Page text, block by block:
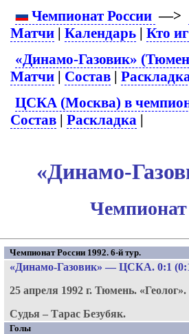
Чемпионат России —>
Матчи |Календарь |Кто
«Динамо-Газовик»
Матчи | Состав |
ЦСКА (Москва) в
Состав |Раскладка |
«Динамо-
Чемпионат
Чемпионат России 1992. 6-й тур.
«Динамо-Газовик» — ЦСКА. 0:1
25 апреля 1992 г. Тюмень. «Геолог».
Судья – Тарас Безубяк.
Голы